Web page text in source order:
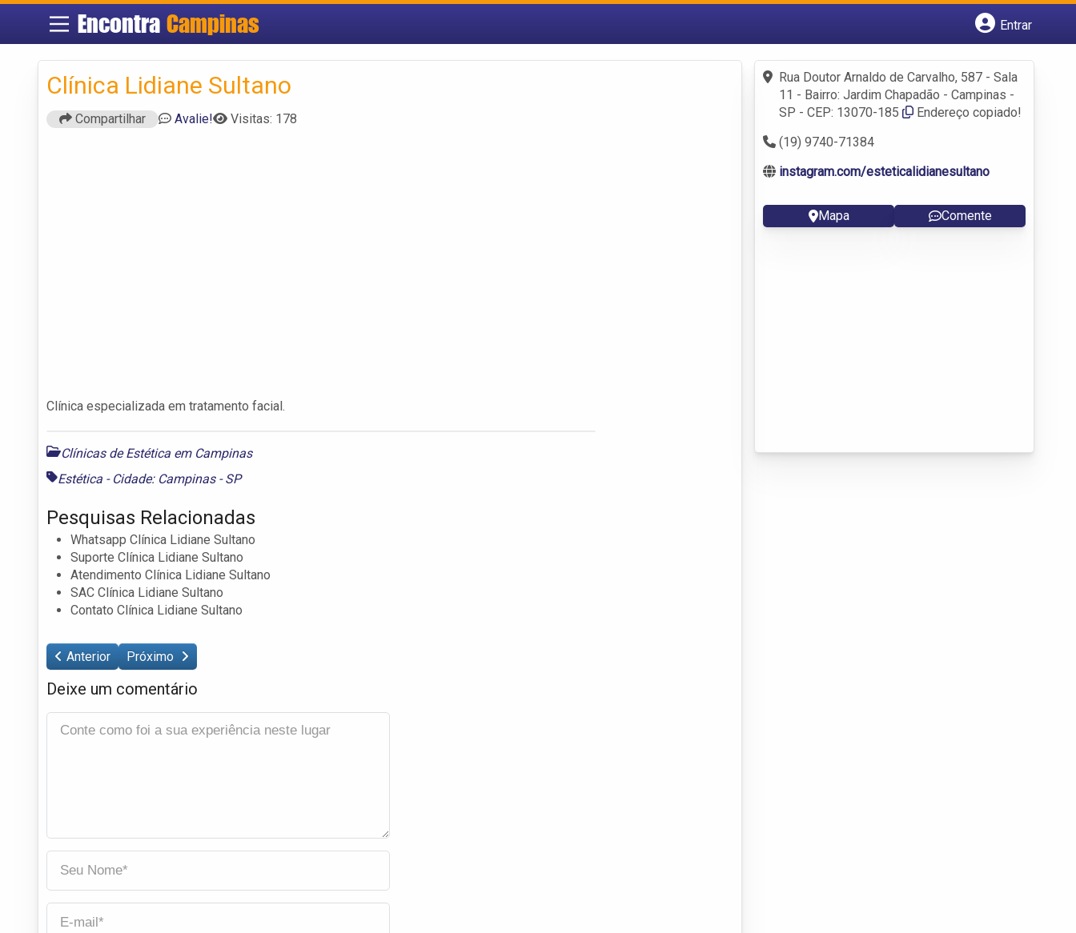
EncontraCampinas
Entrar
Fazer login
Criar conta
Clínica Lidiane Sultano
Compartilhar Avalie! Visitas: 178
Clínica especializada em tratamento facial.
Clínicas de Estética em Campinas
Estética - Cidade: Campinas - SP
Pesquisas Relacionadas
Whatsapp Clínica Lidiane Sultano
Suporte Clínica Lidiane Sultano
Atendimento Clínica Lidiane Sultano
SAC Clínica Lidiane Sultano
Contato Clínica Lidiane Sultano
Anterior Próximo
Deixe um comentário
Rua Doutor Arnaldo de Carvalho, 587 - Sala
11 - Bairro: Jardim Chapadão - Campinas -
SP - CEP: 13070-185
Endereço copiado!
(19) 9740-71384
instagram.com/esteticalidianesultano
Mapa Comente